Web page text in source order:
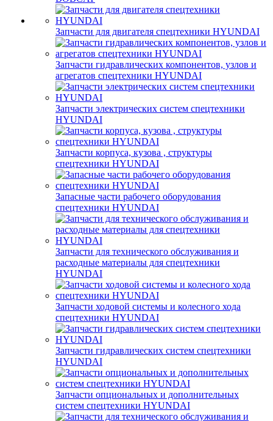
Запчасти для двигателя спецтехники HYUNDAI
Запчасти гидравлических компонентов, узлов и
агрегатов спецтехники HYUNDAI
Запчасти электрических систем спецтехники
HYUNDAI
Запчасти корпуса, кузова , структуры
спецтехники HYUNDAI
Запасные части рабочего оборудования
спецтехники HYUNDAI
Запчасти для технического обслуживания и
расходные материалы для спецтехники
HYUNDAI
Запчасти ходовой системы и колесного хода
спецтехники HYUNDAI
Запчасти гидравлических систем спецтехники
HYUNDAI
Запчасти опциональных и дополнительных
систем спецтехники HYUNDAI